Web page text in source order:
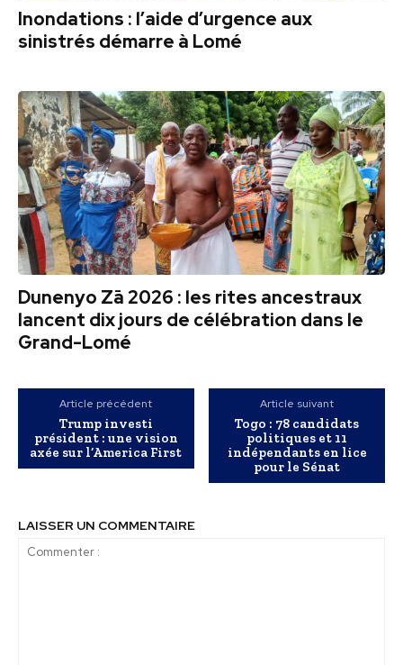
Inondations : l’aide d’urgence aux
sinistrés démarre à Lomé
Dunenyo Zā 2026 : les rites ancestraux
lancent dix jours de célébration dans le
Grand-Lomé
Article précédent
Trump investi
président : une vision
axée sur l’America First
Article suivant
Togo : 78 candidats
politiques et 11
indépendants en lice
pour le Sénat
LAISSER UN COMMENTAIRE